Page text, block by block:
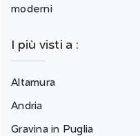
moderni
I più visti a :
Altamura
Andria
Gravina in Puglia